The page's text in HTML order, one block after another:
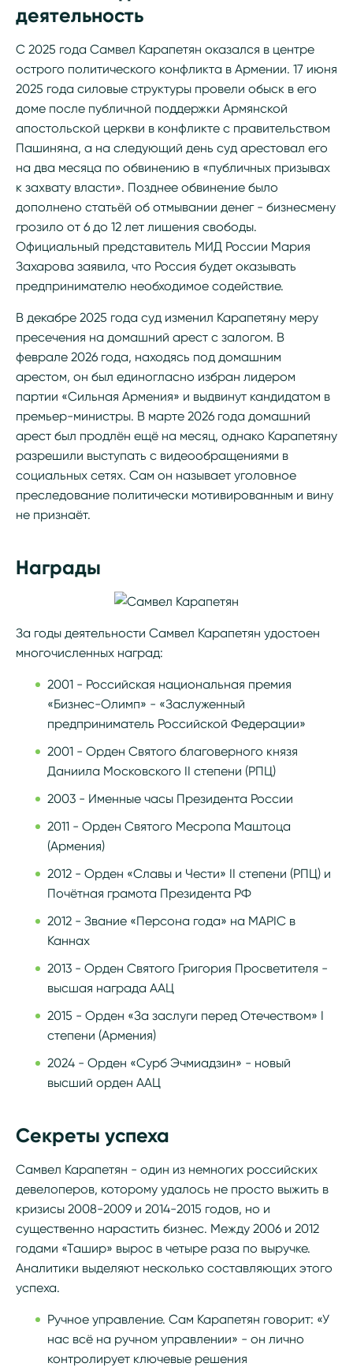
деятельность
С 2025 года Самвел Карапетян оказался в центре
острого политического конфликта в Армении. 17 июня
2025 года силовые структуры провели обыск в его
доме после публичной поддержки Армянской
апостольской церкви в конфликте с правительством
Пашиняна, а на следующий день суд арестовал его
на два месяца по обвинению в «публичных призывах
к захвату власти». Позднее обвинение было
дополнено статьёй об отмывании денег - бизнесмену
грозило от 6 до 12 лет лишения свободы.
Официальный представитель МИД России Мария
Захарова заявила, что Россия будет оказывать
предпринимателю необходимое содействие.
В декабре 2025 года суд изменил Карапетяну меру
пресечения на домашний арест с залогом. В
феврале 2026 года, находясь под домашним
арестом, он был единогласно избран лидером
партии «Сильная Армения» и выдвинут кандидатом в
премьер-министры. В марте 2026 года домашний
арест был продлён ещё на месяц, однако Карапетяну
разрешили выступать с видеообращениями в
социальных сетях. Сам он называет уголовное
преследование политически мотивированным и вину
не признаёт.
Награды
За годы деятельности Самвел Карапетян удостоен
многочисленных наград:
2001 - Российская национальная премия
«Бизнес-Олимп» - «Заслуженный
предприниматель Российской Федерации»
2001 - Орден Святого благоверного князя
Даниила Московского II степени (РПЦ)
2003 - Именные часы Президента России
2011 - Орден Святого Месропа Маштоца
(Армения)
2012 - Орден «Славы и Чести» II степени (РПЦ) и
Почётная грамота Президента РФ
2012 - Звание «Персона года» на MAPIC в
Каннах
2013 - Орден Святого Григория Просветителя -
высшая награда ААЦ
2015 - Орден «За заслуги перед Отечеством» I
степени (Армения)
2024 - Орден «Сурб Эчмиадзин» - новый
высший орден ААЦ
Секреты успеха
Самвел Карапетян - один из немногих российских
девелоперов, которому удалось не просто выжить в
кризисы 2008-2009 и 2014-2015 годов, но и
существенно нарастить бизнес. Между 2006 и 2012
годами «Ташир» вырос в четыре раза по выручке.
Аналитики выделяют несколько составляющих этого
успеха.
Ручное управление. Сам Карапетян говорит: «У
нас всё на ручном управлении» - он лично
контролирует ключевые решения